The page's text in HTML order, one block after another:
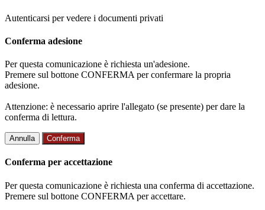
Autenticarsi per vedere i documenti privati
Conferma adesione
Per questa comunicazione è richiesta un'adesione.
Premere sul bottone CONFERMA per confermare la propria
adesione.
Attenzione: è necessario aprire l'allegato (se presente) per dare la
conferma di lettura.
Annulla Conferma
Conferma per accettazione
Per questa comunicazione è richiesta una conferma di accettazione.
Premere sul bottone CONFERMA per accettare.